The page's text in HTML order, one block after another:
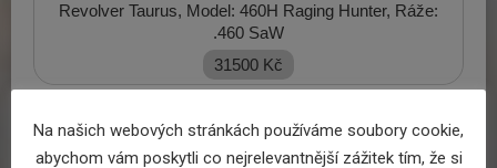
Revolver Taurus, Model: 460H Raging Hunter, Ráže:
.460 SaW
31500 Kč
Na našich webových stránkách používáme soubory cookie,
abychom vám poskytli co nejrelevantnější zážitek tím, že si